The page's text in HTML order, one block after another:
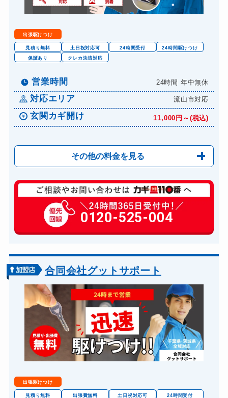
金庫カギ修理 11,000円～(税込)
ロッカーカギ開け 8,800円～(税込)
ドアノブカギ開け
ドアノブカギ作成 8,800円～(税込)
ドアノブカギ交換 11,000円～(税込)
出張駆けつけ
見積り無料 土日祝対応可 24時間受付
24時間駆けつけ
保証あり
クレカ決済対応
営業時間 24時間 年中無休
対応エリア 流山市対応
玄関カギ開け 11,000円～(税込)
その他の料金を見る
玄関カギ修理 6,600円～(税込)
玄関カギ作成 14,300円～(税込)
玄関カギ交換 14,300円～(税込)
金庫カギ開け 14,300円～(税込)
0120-525-004
合同会社グットサポート
出張駆けつけ
見積り無料 出張費無料 土日祝対応可
24時間受付